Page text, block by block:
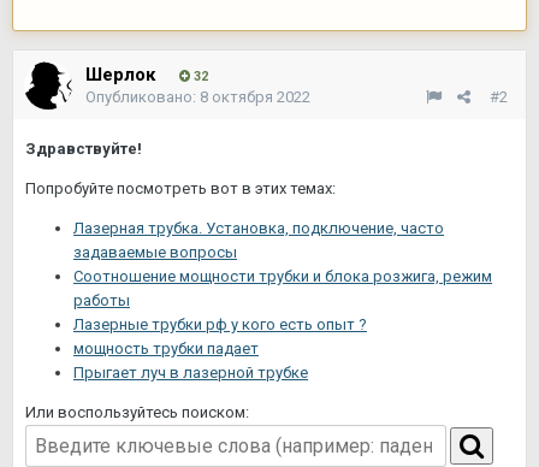
Шерлок 32
#2
Опубликовано: 8 октября 2022
Здравствуйте!
Попробуйте посмотреть вот в этих темах:
Лазерная трубка. Установка, подключение, часто
задаваемые вопросы
Соотношение мощности трубки и блока розжига, режим
работы
Лазерные трубки рф у кого есть опыт ?
мощность трубки падает
Прыгает луч в лазерной трубке
Или воспользуйтесь поиском: